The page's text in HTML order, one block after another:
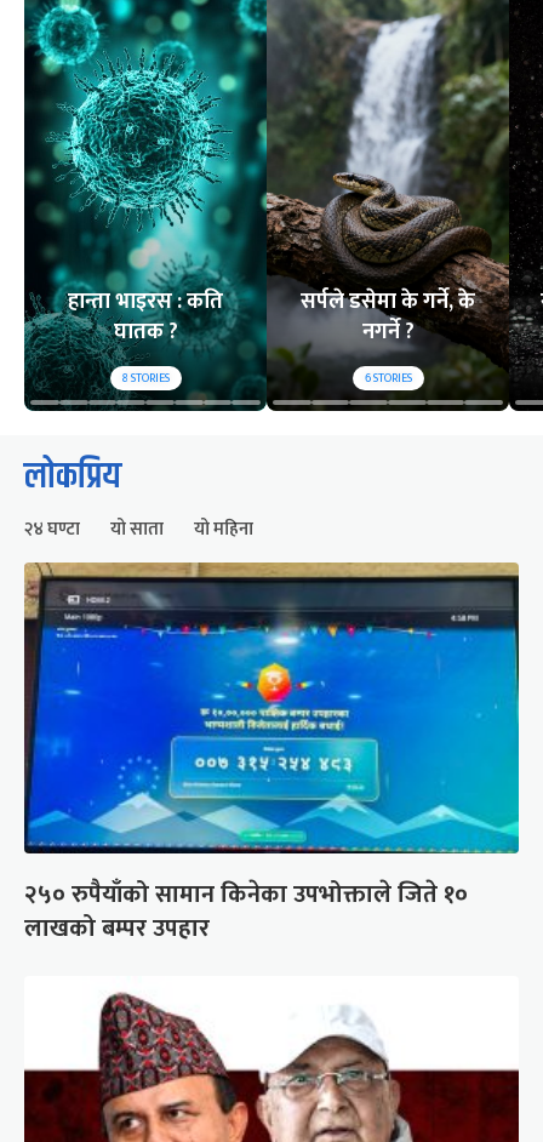
हान्ता भाइरस : कति
घातक ?
8STORIES
सर्पले डसेमा के गर्ने, के
नगर्ने ?
6STORIES
लोकप्रिय
२४ घण्टा यो साता यो महिना
२५० रुपैयाँको सामान किनेका उपभोक्ताले जिते १०
लाखको बम्पर उपहार